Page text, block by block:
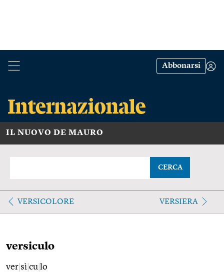
Abbonarsi
IL NUOVO DE MAURO
CERCA
VERSICOLORE VERSIERA
versiculo
ver sì cu lo